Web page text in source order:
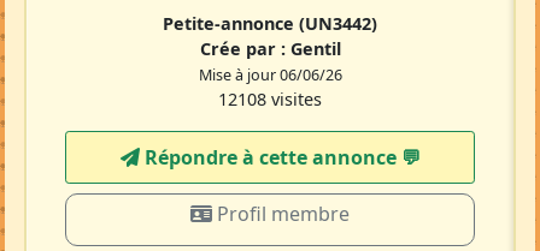
Petite-annonce (UN3442)
Crée par : Gentil
Mise à jour 06/06/26
12108 visites
Répondre à cette annonce 💬​
Profil membre